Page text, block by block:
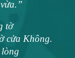
tờ
cửa Không.